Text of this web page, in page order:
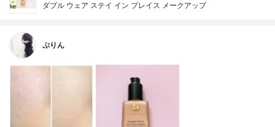
ダブル ウェア ステイ イン プレイス メークアップ
ぷりん